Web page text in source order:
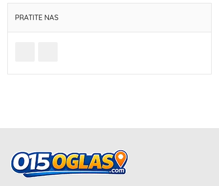
PRATITE NAS